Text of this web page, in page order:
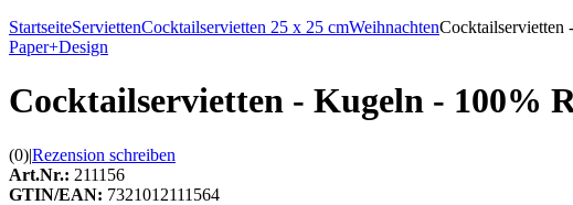
StartseiteServiettenCocktailservietten 25 x 25 cmWeihnachtenCocktailservietten
Paper+Design
Cocktailservietten - Kugeln - 100%
(0)|Rezension schreiben
Art.Nr.: 211156
GTIN/EAN: 7321012111564